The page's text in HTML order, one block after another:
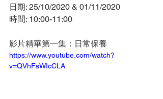
日期: 25/10/2020 & 01/11/2020
時間: 10:00-11:00
影片精華第一集：日常保養
https://www.youtube.com/watch?
v=QVhFsWIcCLA